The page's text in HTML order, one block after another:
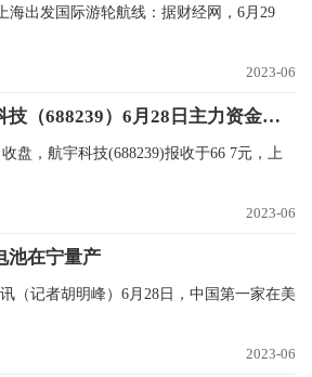
海出发国际游轮航线：据财经网，6月29
2023-06
世界观焦点：航宇科技（688239）6月28日主力资金净买入409.53万元
盘，航宇科技(688239)报收于66 7元，上
2023-06
池在宁量产
（记者胡明峰）6月28日，中国第一家在美
2023-06